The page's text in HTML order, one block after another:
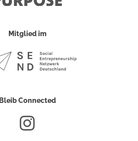
Mitglied im
Bleib Connected